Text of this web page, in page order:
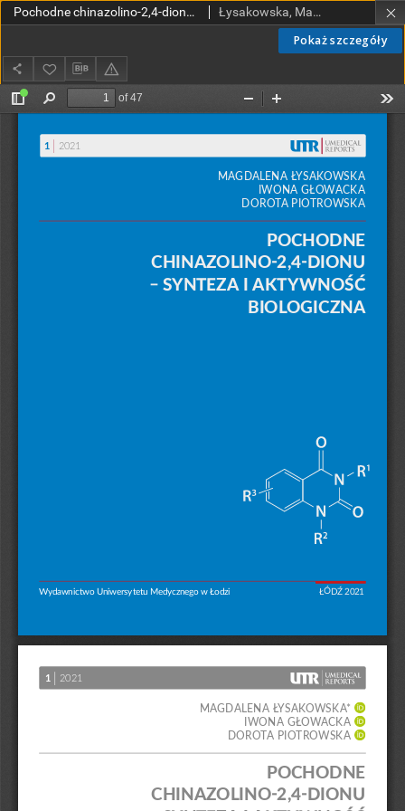
Pokaż szczegóły
Pochodne chinazolino-2,4-dionu - synteza i aktywność biologiczna Łysakowska, Magdalena; Głowacka, Iwona Elżbieta; Piotrowska, Dorota